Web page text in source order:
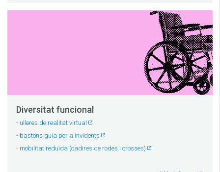
Diversitat funcional
- ulleres de realitat virtual
- bastons guia per a invidents
- mobilitat reduïda (cadires de rodes i crosses)